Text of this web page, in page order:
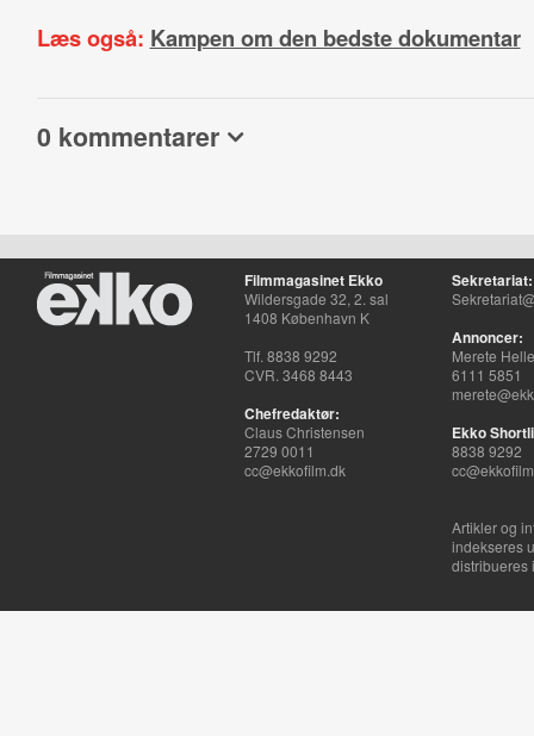
Læs også: Kampen om den bedste dokumentar
0 kommentarer
Filmmagasinet Ekko
Wildersgade 32, 2. sal
1408 København K
Tlf. 8838 9292
CVR. 3468 8443
Chefredaktør:
Claus Christensen
2729 0011
cc@ekkofilm.dk
Sekretariat:
Annoncer:
Merete
6111 5851
Ekko
8838 9292
Artikler og
indekseres
distribueres